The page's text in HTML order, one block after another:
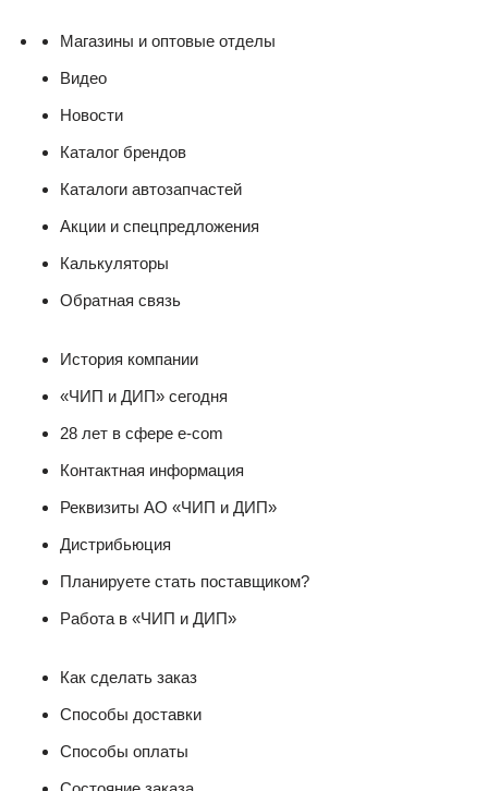
Магазины и оптовые отделы
Видео
Новости
Каталог брендов
Каталоги автозапчастей
Акции и спецпредложения
Калькуляторы
Обратная связь
История компании
«ЧИП и ДИП» сегодня
28 лет в сфере e-com
Контактная информация
Реквизиты АО «ЧИП и ДИП»
Дистрибьюция
Планируете стать поставщиком?
Работа в «ЧИП и ДИП»
Как сделать заказ
Способы доставки
Способы оплаты